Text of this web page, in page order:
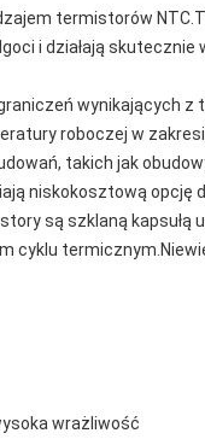
termistorów
i działają
wynikających
roboczej w
takich jak
niskokosztową
są szklaną kapsułą
cyklu
wrażliwość